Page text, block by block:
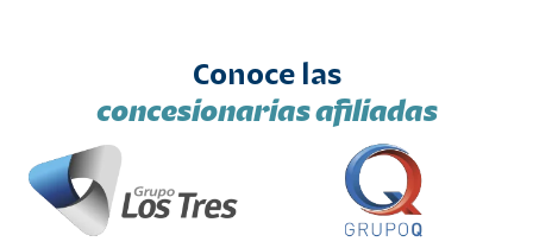
Conoce las
concesionarias afiliadas